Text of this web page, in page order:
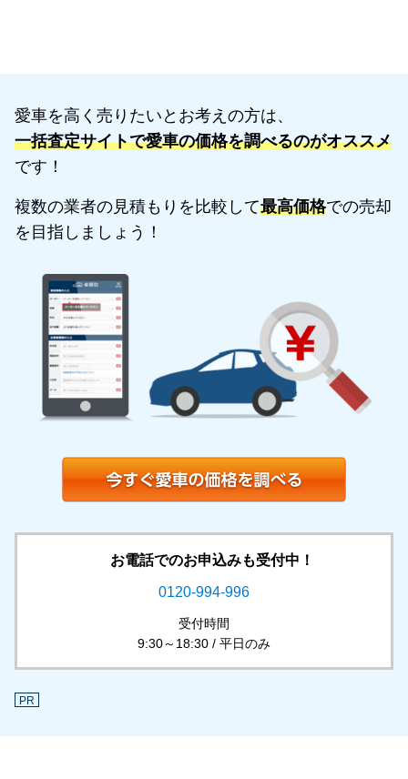
愛車を高く売りたいとお考えの方は、
一括査定サイトで愛車の価格を調べるのがオススメ
です！
複数の業者の見積もりを比較して最高価格での売却
を目指しましょう！
お電話でのお申込みも受付中！
0120-994-996
受付時間
9:30～18:30 / 平日のみ
PR